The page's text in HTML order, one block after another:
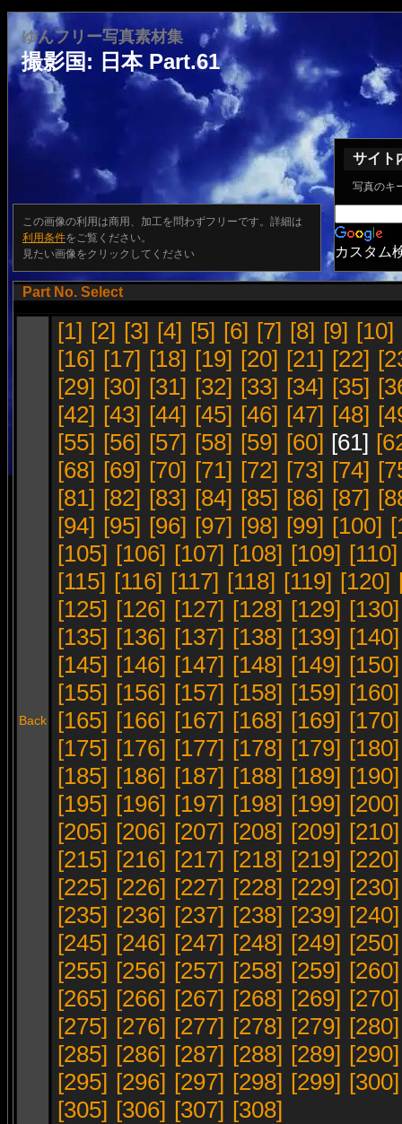
ゆんフリー写真素材集
撮影国: 日本 Part.61
この画像の利用は商用、加工を問わずフリーです。詳細は
利用条件をご覧ください。
見たい画像をクリックしてください
サイト
写真のキ
カスタム
Part No. Select
Back
[1] [2] [3] [4] [5] [6] [7] [8] [9] [10]
[16] [17] [18] [19] [20] [21] [22]
[29] [30] [31] [32] [33] [34] [35]
[42] [43] [44] [45] [46] [47] [48]
[55] [56] [57] [58] [59] [60] [61]
[68] [69] [70] [71] [72] [73] [74]
[81] [82] [83] [84] [85] [86] [87]
[94] [95] [96] [97] [98] [99] [100]
[105] [106] [107] [108] [109] [110]
[115] [116] [117] [118] [119] [120]
[125] [126] [127] [128] [129] [130]
[135] [136] [137] [138] [139] [140]
[145] [146] [147] [148] [149] [150]
[155] [156] [157] [158] [159] [160]
[165] [166] [167] [168] [169] [170]
[175] [176] [177] [178] [179] [180]
[185] [186] [187] [188] [189] [190]
[195] [196] [197] [198] [199] [200]
[205] [206] [207] [208] [209] [210]
[215] [216] [217] [218] [219] [220]
[225] [226] [227] [228] [229] [230]
[235] [236] [237] [238] [239] [240]
[245] [246] [247] [248] [249] [250]
[255] [256] [257] [258] [259] [260]
[265] [266] [267] [268] [269] [270]
[275] [276] [277] [278] [279] [280]
[285] [286] [287] [288] [289] [290]
[295] [296] [297] [298] [299] [300]
[305] [306] [307] [308]